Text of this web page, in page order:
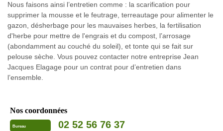
Nous faisons ainsi l’entretien comme : la scarification pour
supprimer la mousse et le feutrage, terreautage pour alimenter le
gazon, désherbage pour les mauvaises herbes, la fertilisation
d'herbe pour mettre de l'engrais et du compost, l’arrosage
(abondamment au couché du soleil), et tonte qui se fait sur
pelouse sèche. Vous pouvez contacter notre entreprise Jean
Jacques Elagage pour un contrat pour d’entretien dans
l’ensemble.
Nos coordonnées
Bureau 02 52 56 76 37